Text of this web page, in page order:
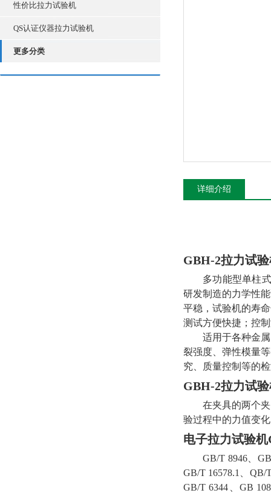
性价比拉力试验机
QS认证仪器拉力试验机
更多分类
详细介绍
GBH-2拉力试
多功能型单柱
研发制造的力学性
平稳，试验机的寿
测试方便快捷；控
适用于各种金
裂强度、弹性模量
究、质量控制等的
GBH-2拉力试
在夹具的两个
验过程中的力值变
电子拉力试验
GB/T 8946、
GB/T 16578.1
QB/
GB/T 6344 、GB